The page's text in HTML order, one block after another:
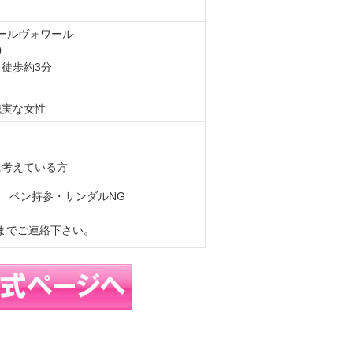
ルヴォワール
歩約3分
な女性
えている方
ペン持参・サンダルNG
ご連絡下さい。